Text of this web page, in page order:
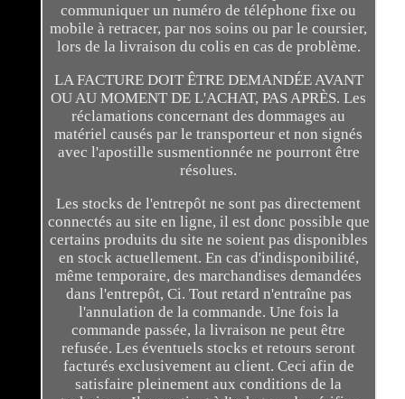
communiquer un numéro de téléphone fixe ou
mobile à retracer, par nos soins ou par le coursier,
lors de la livraison du colis en cas de problème.
LA FACTURE DOIT ÊTRE DEMANDÉE AVANT
OU AU MOMENT DE L'ACHAT, PAS APRÈS. Les
réclamations concernant des dommages au
matériel causés par le transporteur et non signés
avec l'apostille susmentionnée ne pourront être
résolues.
Les stocks de l'entrepôt ne sont pas directement
connectés au site en ligne, il est donc possible que
certains produits du site ne soient pas disponibles
en stock actuellement. En cas d'indisponibilité,
même temporaire, des marchandises demandées
dans l'entrepôt, Ci. Tout retard n'entraîne pas
l'annulation de la commande. Une fois la
commande passée, la livraison ne peut être
refusée. Les éventuels stocks et retours seront
facturés exclusivement au client. Ceci afin de
satisfaire pleinement aux conditions de la